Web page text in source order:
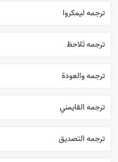
ترجمه ليمکروا
ترجمه تَلاحظ
ترجمه والعودة
ترجمه القایمني
ترجمه التصديق